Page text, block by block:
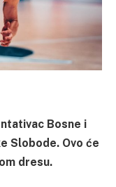
Bosne i
Slobode. Ovo će
dresu.